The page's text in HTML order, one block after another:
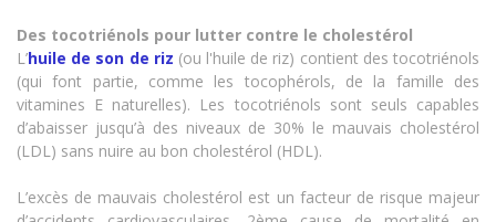
Des tocotriénols pour lutter contre le cholestérol
L’huile de son de riz (ou l'huile de riz) contient des tocotriénols
(qui font partie, comme les tocophérols, de la famille des
vitamines E naturelles). Les tocotriénols sont seuls capables
d’abaisser jusqu’à des niveaux de 30% le mauvais cholestérol
(LDL) sans nuire au bon cholestérol (HDL).
L’excès de mauvais cholestérol est un facteur de risque majeur